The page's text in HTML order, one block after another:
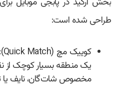
طراحی شده است:
یک منطقه بسیار کوچک
مخصوص شات‌گان، نایف یا